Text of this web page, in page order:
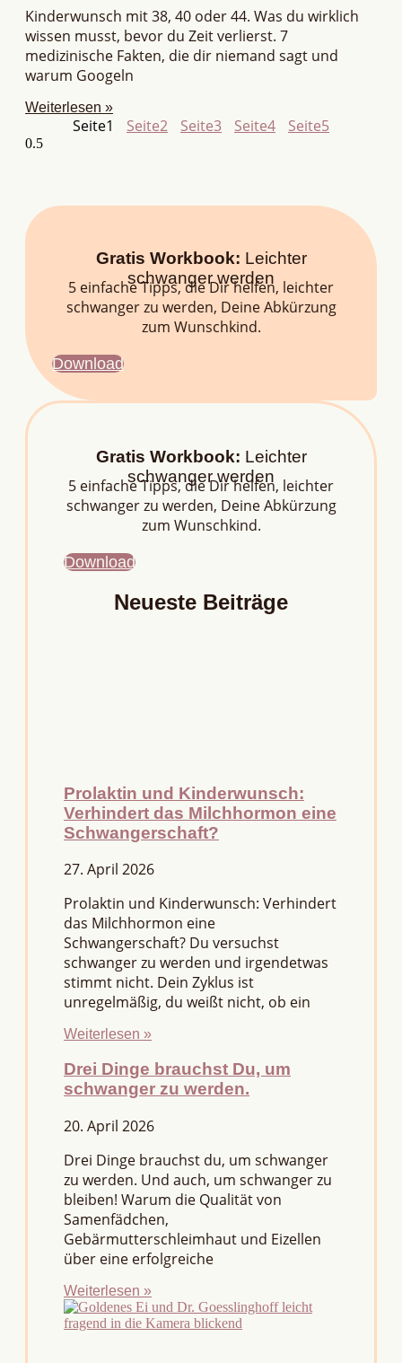
Kinderwunsch mit 38, 40 oder 44. Was du wirklich
wissen musst, bevor du Zeit verlierst. 7
medizinische Fakten, die dir niemand sagt und
warum Googeln
Weiterlesen »
Seite1 Seite2 Seite3 Seite4 Seite5
Gratis Workbook: Leichter
schwanger werden
5 einfache Tipps, die Dir helfen, leichter
schwanger zu werden, Deine Abkürzung
zum Wunschkind.
Download
Gratis Workbook: Leichter
schwanger werden
5 einfache Tipps, die Dir helfen, leichter
schwanger zu werden, Deine Abkürzung
zum Wunschkind.
Download
Neueste Beiträge
Prolaktin und Kinderwunsch:
Verhindert das Milchhormon eine
Schwangerschaft?
27. April 2026
Prolaktin und Kinderwunsch: Verhindert
das Milchhormon eine
Schwangerschaft? Du versuchst
schwanger zu werden und irgendetwas
stimmt nicht. Dein Zyklus ist
unregelmäßig, du weißt nicht, ob ein
Weiterlesen »
Drei Dinge brauchst Du, um
schwanger zu werden.
20. April 2026
Drei Dinge brauchst du, um schwanger
zu werden. Und auch, um schwanger zu
bleiben! Warum die Qualität von
Samenfädchen,
Gebärmutterschleimhaut und Eizellen
über eine erfolgreiche
Weiterlesen »